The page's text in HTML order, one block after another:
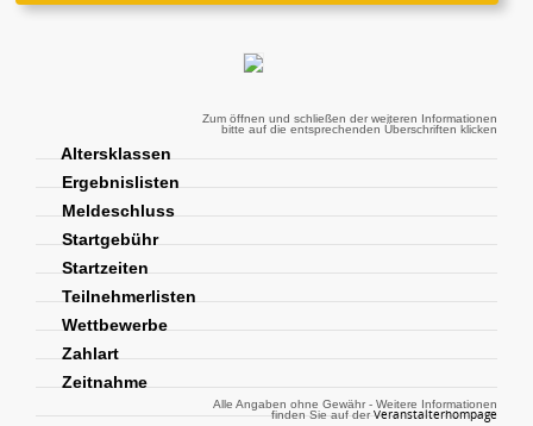
Zum öffnen und schließen der weiteren Informationen
bitte auf die entsprechenden Überschriften klicken
Altersklassen
Ergebnislisten
Meldeschluss
Startgebühr
Startzeiten
Teilnehmerlisten
Wettbewerbe
Zahlart
Zeitnahme
Alle Angaben ohne Gewähr - Weitere Informationen
finden Sie auf der Veranstalterhompage